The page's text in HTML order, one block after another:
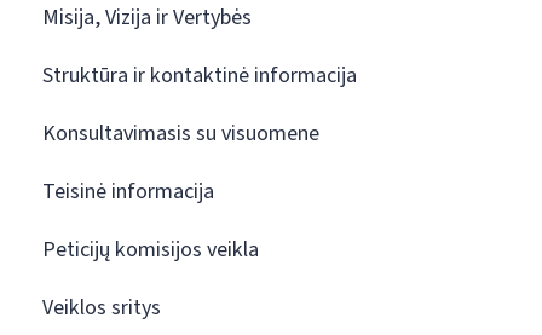
Misija, Vizija ir Vertybės
Struktūra ir kontaktinė informacija
Konsultavimasis su visuomene
Teisinė informacija
Peticijų komisijos veikla
Veiklos sritys